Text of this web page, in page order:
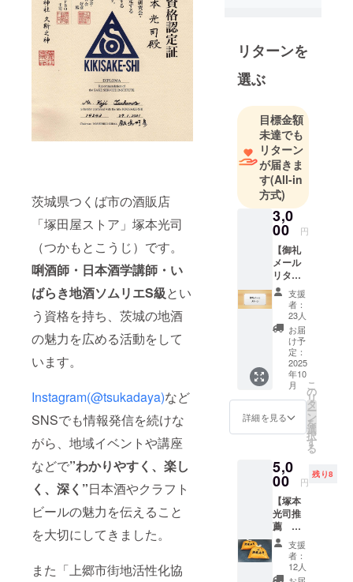
茨城県つくば市の酒販店
「塚田屋ストア」塚本光司
（つかもとこうじ）です。
唎酒師・日本酒学講師・い
ばらき地酒ソムリエS級とい
う資格を持ち、茨城の地酒
の魅力を広める活動をして
います。
Instagram(@tsukadaya)など
SNSでも情報発信を続けな
がら、地域イベントや講座
などで”わかりやすく、楽し
く、深く”日本酒やクラフト
ビールの魅力を伝えること
を大切にしてきました。
また「上郷市街地活性化協
くれたの
が、小学3年
から始めた
今思えば、
「努力を積
み重ねるこ
と」「何か
に向き合い
続ける姿
勢」を教え
てくれた大
切な経験で
高校卒業後
に進学した
退。そこか
ら15年、コ
ンビニ業界
に身を置
き、34歳で
り、塚田屋
を継ぐ決意
を固めまし
当時の酒屋
業界は、い
リターンを
選ぶ
目標金額
未達でも
リターン
が届きま
す(All-in
方式)
3,0
00 円
【御礼
メール
リター
ン】 感
謝の意
を込め
て丁寧
に御礼
のメー
ルを送
らせて
いただ
きま
す。 リ
ターン
の品物
でも、
支援は
した
い！と
いう方
向けの
リター
ンで
す。 お
気持ち
支援
者：
23人
お届
け予
定：
2025
年10
月
詳細を見る
こ
の
リ
タ
ー
ン
を
選
択
す
る
5,0
00 円
残り8
【塚本
光司推
薦 湊
屋の生
みそ
2kg × 2
袋セッ
支援
者：
12人